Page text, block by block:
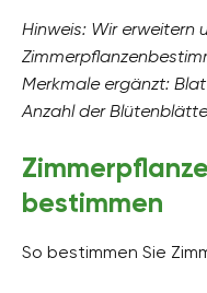
Hinweis: Wir erweitern
Merkmale ergänzt:
Anzahl der
bestimmen
So bestimmen Sie